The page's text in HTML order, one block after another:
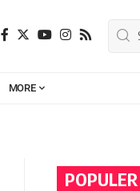
MORE
POPULER